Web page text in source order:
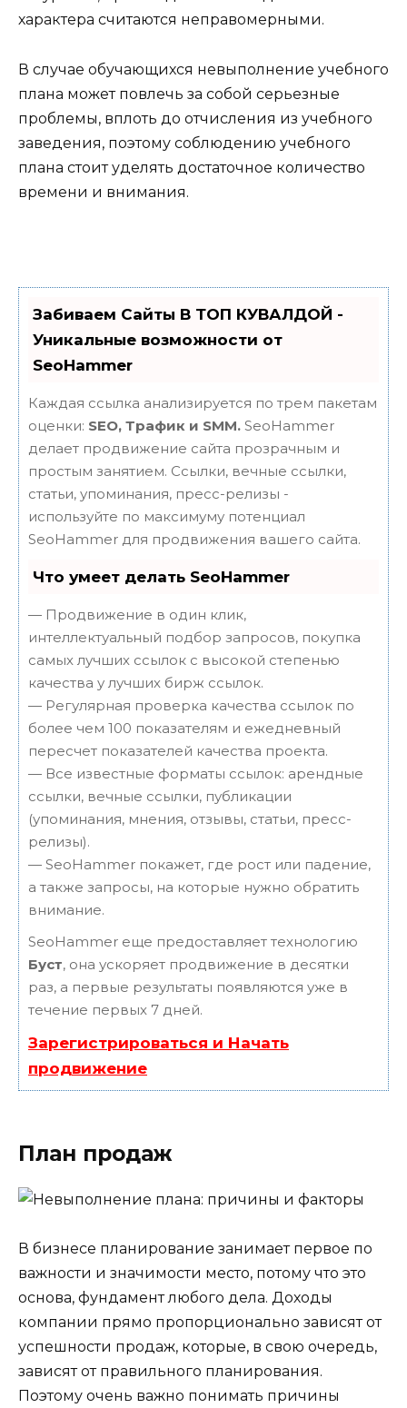
характера считаются неправомерными.
В случае обучающихся невыполнение учебного
плана может повлечь за собой серьезные
проблемы, вплоть до отчисления из учебного
заведения, поэтому соблюдению учебного
плана стоит уделять достаточное количество
времени и внимания.
Забиваем Сайты В ТОП КУВАЛДОЙ -
Уникальные возможности от
SeoHammer
Каждая ссылка анализируется по трем пакетам
оценки: SEO, Трафик и SMM. SeoHammer
делает продвижение сайта прозрачным и
простым занятием. Ссылки, вечные ссылки,
статьи, упоминания, пресс-релизы -
используйте по максимуму потенциал
SeoHammer для продвижения вашего сайта.
Что умеет делать SeoHammer
— Продвижение в один клик,
интеллектуальный подбор запросов, покупка
самых лучших ссылок с высокой степенью
качества у лучших бирж ссылок.
— Регулярная проверка качества ссылок по
более чем 100 показателям и ежедневный
пересчет показателей качества проекта.
— Все известные форматы ссылок: арендные
ссылки, вечные ссылки, публикации
(упоминания, мнения, отзывы, статьи, пресс-
релизы).
— SeoHammer покажет, где рост или падение,
а также запросы, на которые нужно обратить
внимание.
SeoHammer еще предоставляет технологию
Буст, она ускоряет продвижение в десятки
раз, а первые результаты появляются уже в
течение первых 7 дней.
Зарегистрироваться и Начать
продвижение
План продаж
В бизнесе планирование занимает первое по
важности и значимости место, потому что это
основа, фундамент любого дела. Доходы
компании прямо пропорционально зависят от
успешности продаж, которые, в свою очередь,
зависят от правильного планирования.
Поэтому очень важно понимать причины